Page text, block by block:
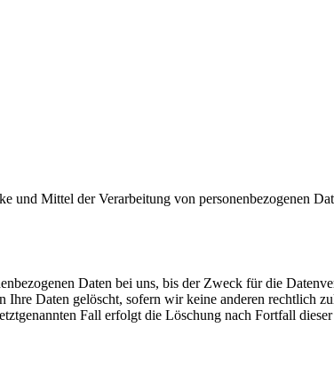
und Mittel der Verarbeitung von personenbezogenen
Daten bei uns, bis der Zweck für die
Daten gelöscht, sofern wir keine anderen rechtlich
Fall erfolgt die Löschung nach Fortfall